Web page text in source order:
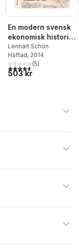
antal röster:
En modern svensk
ekonomisk historia
: tillväxt och
omvandling under
två sekel
Lennart Schön
Häftad, 2014
4,6utav 5 stjärnor. Totalt
(5)
503 kr